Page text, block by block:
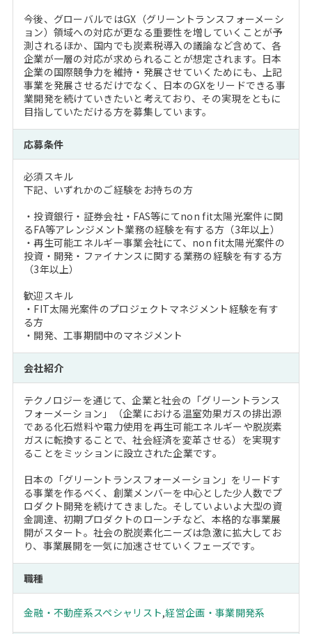
今後、グローバルではGX（グリーントランスフォーメーシ
ョン）領域への対応が更なる重要性を増していくことが予
測されるほか、国内でも炭素税導入の議論など含めて、各
企業が一層の対応が求められることが想定されます。日本
企業の国際競争力を維持・発展させていくためにも、上記
事業を発展させるだけでなく、日本のGXをリードできる事
業開発を続けていきたいと考えており、その実現をともに
目指していただける方を募集しています。
応募条件
必須スキル
下記、いずれかのご経験をお持ちの方
・投資銀行・証券会社・FAS等にてnon fit太陽光案件に関
るFA等アレンジメント業務の経験を有する方（3年以上）
・再生可能エネルギー事業会社にて、non fit太陽光案件の
投資・開発・ファイナンスに関する業務の経験を有する方
（3年以上）
歓迎スキル
・FIT太陽光案件のプロジェクトマネジメント経験を有す
る方
・開発、工事期間中のマネジメント
会社紹介
テクノロジーを通じて、企業と社会の「グリーントランス
フォーメーション」（企業における温室効果ガスの排出源
である化石燃料や電力使用を再生可能エネルギーや脱炭素
ガスに転換することで、社会経済を変革させる）を実現す
ることをミッションに設立された企業です。
日本の「グリーントランスフォーメーション」をリードす
る事業を作るべく、創業メンバーを中心とした少人数でプ
ロダクト開発を続けてきました。そしていよいよ大型の資
金調達、初期プロダクトのローンチなど、本格的な事業展
開がスタート。社会の脱炭素化ニーズは急激に拡大してお
り、事業展開を一気に加速させていくフェーズです。
職種
金融・不動産系スペシャリスト,経営企画・事業開発系